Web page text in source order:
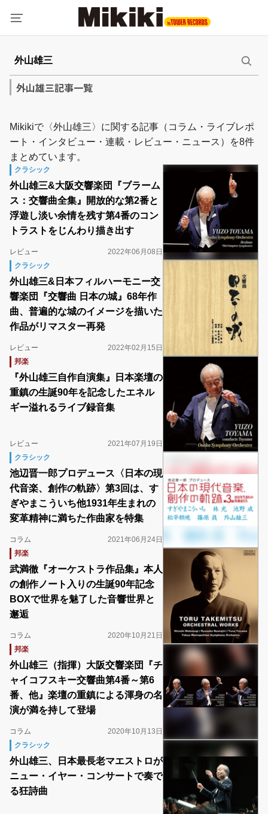
外山雄三記事一覧
Mikikiで〈外山雄三〉に関する記事（コラム・ライブレポ
ート・インタビュー・連載・レビュー・ニュース）を8件
まとめています。
クラシック
外山雄三&大阪交響楽団『ブラーム
ス：交響曲全集』開放的な第2番と
浮遊し淡い余情を残す第4番のコン
トラストをじんわり描き出す
レビュー
2022年06月08日
クラシック
外山雄三&日本フィルハーモニー交
響楽団『交響曲 日本の城』68年作
曲、普遍的な城のイメージを描いた
作品がリマスター再発
レビュー
2022年02月15日
邦楽
『外山雄三自作自演集』日本楽壇の
重鎮の生誕90年を記念したエネル
ギー溢れるライブ録音集
レビュー
2021年07月19日
クラシック
池辺晋一郎プロデュース〈日本の現
代音楽、創作の軌跡〉第3回は、す
ぎやまこういち他1931年生まれの
変革精神に満ちた作曲家を特集
コラム
2021年06月24日
邦楽
武満徹『オーケストラ作品集』本人
の創作ノート入りの生誕90年記念
BOXで世界を魅了した音響世界と
邂逅
コラム
2020年10月21日
邦楽
外山雄三（指揮）大阪交響楽団『チ
ャイコフスキー交響曲第4番～第6
番、他』楽壇の重鎮による渾身の名
演が満を持して登場
コラム
2020年10月13日
クラシック
外山雄三、日本最長老マエストロが
ニュー・イヤー・コンサートで奏で
る狂詩曲